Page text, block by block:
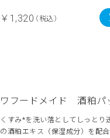
￥1,320（税込）
ワフードメイド 酒粕パ
くすみ*を洗い落としてしっとり
の酒粕エキス（保湿成分）を配